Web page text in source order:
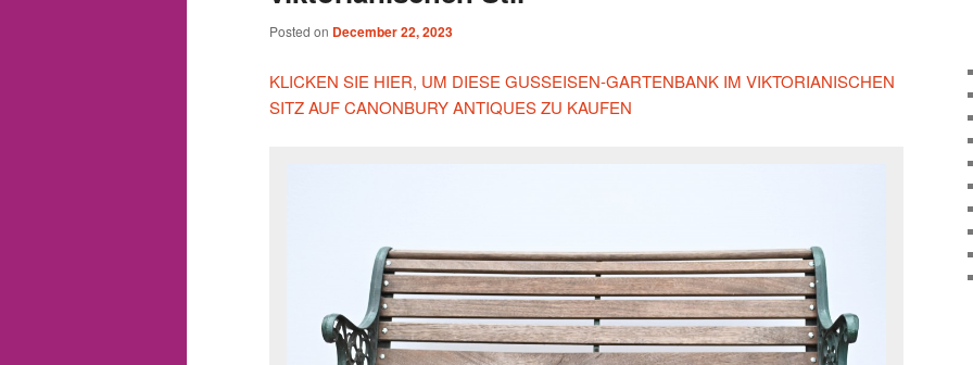
Posted on December 22, 2023
KLICKEN SIE HIER, UM DIESE GUSSEISEN-GARTENBANK IM VIKTORIANISCHEN
SITZ AUF CANONBURY ANTIQUES ZU KAUFEN